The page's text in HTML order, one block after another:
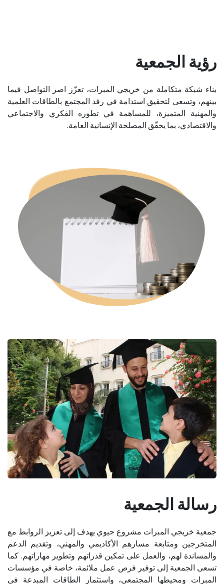
رؤية الجمعية
بناء شبكة متكاملة من خريجي المبرات، تعزّز اصر التواصل فيما
بينهم، وتسعى لتحقيق استدامة في رفد المجتمع بالطاقات العلمية
والمهنية المتميزة، للمساهمة في تطوره الفكري والاجتماعي
والاقتصادي، بما يحقّق المصلحة الإنسانية العامة.
رسا​لة الجمعية
جمعية خريجي المبرات مشروع حيوي يهدف إلى تعزيز الروابط مع
المتخرجين ومتابعة مسارهم الأكاديمي والمهني، وتقديم الدعم
والمساندة لهم، والعمل على تمكين قدراتهم وتطوير مهاراتهم. كما
تسعى الجمعية إلى توفير فرص عمل ملائمة، خاصة في مؤسسات
المبرات ومحيطها المجتمعي، واستثمار الطاقات المبدعة في